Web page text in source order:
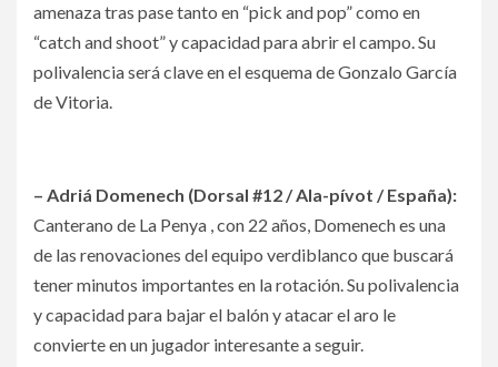
amenaza tras pase tanto en “pick and pop” como en
“catch and shoot” y capacidad para abrir el campo. Su
polivalencia será clave en el esquema de Gonzalo García
de Vitoria.
– Adriá Domenech (Dorsal #12 / Ala-pívot / España):
Canterano de La Penya , con 22 años, Domenech es una
de las renovaciones del equipo verdiblanco que buscará
tener minutos importantes en la rotación. Su polivalencia
y capacidad para bajar el balón y atacar el aro le
convierte en un jugador interesante a seguir.